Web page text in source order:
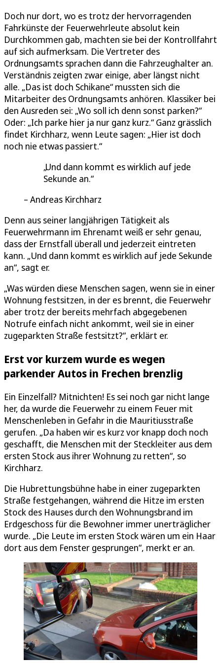
Doch nur dort, wo es trotz der hervorragenden
Fahrkünste der Feuerwehrleute absolut kein
Durchkommen gab, machten sie bei der Kontrollfahrt
auf sich aufmerksam. Die Vertreter des
Ordnungsamts sprachen dann die Fahrzeughalter an.
Verständnis zeigten zwar einige, aber längst nicht
alle. „Das ist doch Schikane“ mussten sich die
Mitarbeiter des Ordnungsamts anhören. Klassiker bei
den Ausreden sei: „Wo soll ich denn sonst parken?“
Oder: „Ich parke hier ja nur ganz kurz.“ Ganz grässlich
findet Kirchharz, wenn Leute sagen: „Hier ist doch
noch nie etwas passiert.“
Und dann kommt es wirklich auf jede
Sekunde an.
Andreas Kirchharz
Denn aus seiner langjährigen Tätigkeit als
Feuerwehrmann im Ehrenamt weiß er sehr genau,
dass der Ernstfall überall und jederzeit eintreten
kann. „Und dann kommt es wirklich auf jede Sekunde
an“, sagt er.
„Was würden diese Menschen sagen, wenn sie in einer
Wohnung festsitzen, in der es brennt, die Feuerwehr
aber trotz der bereits mehrfach abgegebenen
Notrufe einfach nicht ankommt, weil sie in einer
zugeparkten Straße festsitzt?“, erklärt er.
Erst vor kurzem wurde es wegen
parkender Autos in Frechen brenzlig
Ein Einzelfall? Mitnichten! Es sei noch gar nicht lange
her, da wurde die Feuerwehr zu einem Feuer mit
Menschenleben in Gefahr in die Mauritiusstraße
gerufen. „Da haben wir es kurz vor knapp doch noch
geschafft, die Menschen mit der Steckleiter aus dem
ersten Stock aus ihrer Wohnung zu retten“, so
Kirchharz.
Die Hubrettungsbühne habe in einer zugeparkten
Straße festgehangen, während die Hitze im ersten
Stock des Hauses durch den Wohnungsbrand im
Erdgeschoss für die Bewohner immer unerträglicher
wurde. „Die Leute im ersten Stock wären um ein Haar
dort aus dem Fenster gesprungen“, merkt er an.